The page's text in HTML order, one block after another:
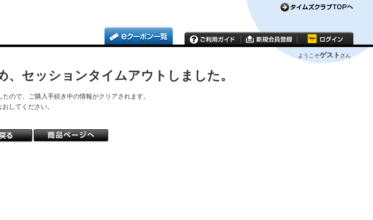
ようこそゲスト さん
、セッションタイムアウトしました。
ので、ご購入手続き中の情報がクリアされます。
してください。